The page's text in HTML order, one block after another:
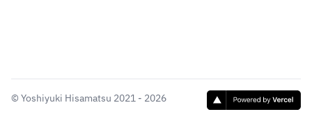
© Yoshiyuki Hisamatsu 2021 - 2026